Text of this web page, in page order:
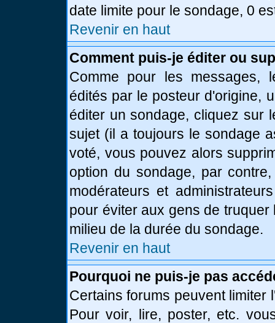
date limite pour le sondage, 0
Revenir en haut
Comment puis-je éditer ou
Comme pour les messages,
édités par le posteur d'origine,
éditer un sondage, cliquez sur
sujet (il a toujours le sondage
voté, vous pouvez alors
option du sondage, par
modérateurs et
pour éviter aux gens de
milieu de la durée du sondage.
Revenir en haut
Pourquoi ne puis-je pas
Certains forums peuvent
Pour voir, lire, poster, etc.